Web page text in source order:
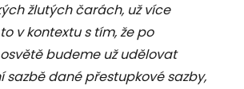
žlutých čarách, už více
v kontextu s tím, že po
budeme už udělovat
sazbě dané přestupkové sazby,